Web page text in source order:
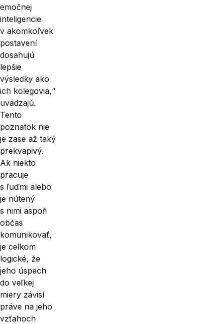
emočnej
inteligencie
v akomkoľvek
postavení
dosahujú
lepšie
výsledky ako
ich kolegovia,“
uvádzajú.
Tento
poznatok nie
je zase až taký
prekvapivý.
Ak niekto
pracuje
s ľuďmi alebo
je nútený
s nimi aspoň
občas
komunikovať,
je celkom
logické, že
jeho úspech
do veľkej
miery závisí
práve na jeho
vzťahoch